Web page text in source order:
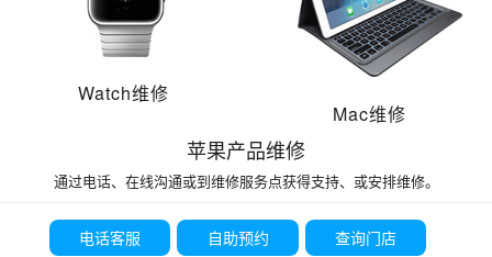
Watch维修
Mac维修
苹果产品维修
通过电话、在线沟通或到维修服务点获得支持、或安排维修。
电话客服 自助预约 查询门店